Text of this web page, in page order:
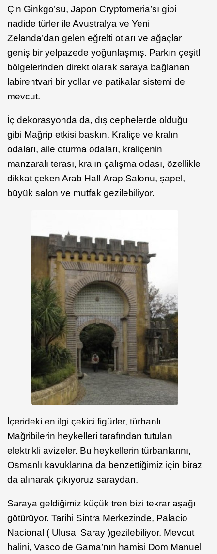
Çin Ginkgo’su, Japon Cryptomeria’sı gibi
nadide türler ile Avustralya ve Yeni
Zelanda’dan gelen eğrelti otları ve ağaçlar
geniş bir yelpazede yoğunlaşmış. Parkın çeşitli
bölgelerinden direkt olarak saraya bağlanan
labirentvari bir yollar ve patikalar sistemi de
mevcut.
İç dekorasyonda da, dış cephelerde olduğu
gibi Mağrip etkisi baskın. Kraliçe ve kralın
odaları, aile oturma odaları, kraliçenin
manzaralı terası, kralın çalışma odası, özellikle
dikkat çeken Arab Hall-Arap Salonu, şapel,
büyük salon ve mutfak gezilebiliyor.
İçerideki en ilgi çekici figürler, türbanlı
Mağribilerin heykelleri tarafından tutulan
elektrikli avizeler. Bu heykellerin türbanlarını,
Osmanlı kavuklarına da benzettiğimiz için biraz
da alınarak çıkıyoruz saraydan.
Saraya geldiğimiz küçük tren bizi tekrar aşağı
götürüyor. Tarihi Sintra Merkezinde, Palacio
Nacional ( Ulusal Saray )gezilebiliyor. Mevcut
halini, Vasco de Gama’nın hamisi Dom Manuel